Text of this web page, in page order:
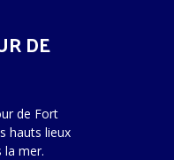
DE
de Fort
hauts lieux
la mer.